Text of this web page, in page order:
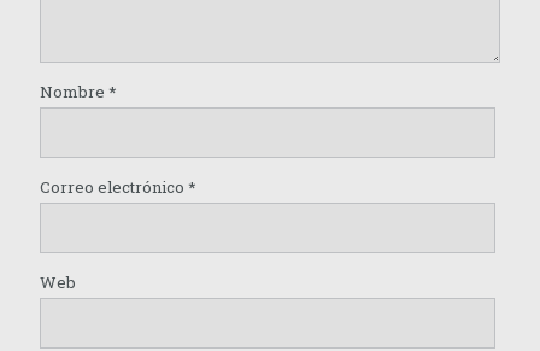
Nombre *
Correo electrónico *
Web